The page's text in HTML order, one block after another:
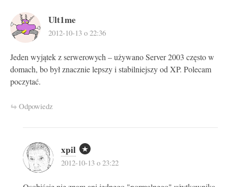
Ult1me
2012-10-13 o 22:36
Jeden wyjątek z serwerowych – używano Server 2003 często w
domach, bo był znacznie lepszy i stabilniejszy od XP. Polecam
poczytać.
Odpowiedz
xpil
2012-10-13 o 23:22